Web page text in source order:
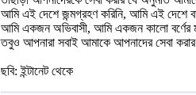
আমি এই দেশে জন্মগ্রহণ করিনি, আমি এই দেশে
আমি একজন অভিবাসী, আমি একজন কালো
তবুও আপনারা সবাই আমাকে আপনাদের সেবা
ছবি: ইন্টানেট থেকে